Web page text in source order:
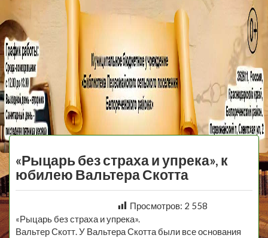
МБУ Библиотека
Первомайского
Сельского
Поселения
«Рыцарь без страха и упрека», к
юбилею Вальтера Скотта
Просмотров: 2 558
«Рыцарь без страха и упрека».
Вальтер Скотт. У Вальтера Скотта были все основания